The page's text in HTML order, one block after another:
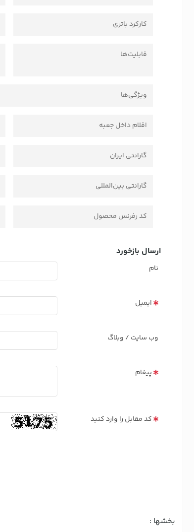
کارکرد باتری
قابلیت‌ها
ویژگی‌ها
اقلام داخل جعبه
گارانتی ایران
گارانتی بین‌المللی
کد رفرنس محصول
ارسال بازخورد
نام
ایمیل
وب سایت / وبلاگ
پیغام
کد مقابل را وارد کنید
بخشها :